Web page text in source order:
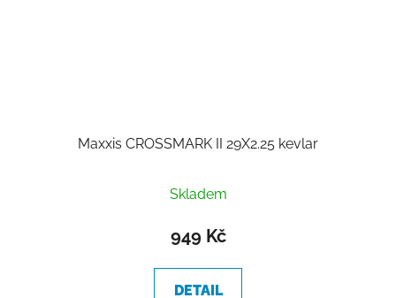
Maxxis CROSSMARK II 29X2.25 kevlar
Skladem
949 Kč
DETAIL